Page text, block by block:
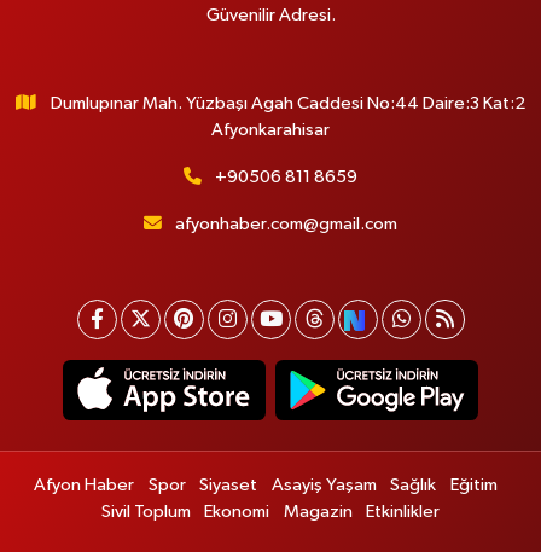
Güvenilir Adresi.
Dumlupınar Mah. Yüzbaşı Agah Caddesi No:44 Daire:3 Kat:2
Afyonkarahisar
+90506 811 8659
afyonhaber.com@gmail.com
Afyon Haber Spor Siyaset Asayiş Yaşam Sağlık
Eğitim
Sivil Toplum
Ekonomi Magazin Etkinlikler